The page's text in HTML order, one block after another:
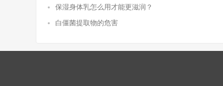
保湿身体乳怎么用才能更滋润？
白僵菌提取物的危害